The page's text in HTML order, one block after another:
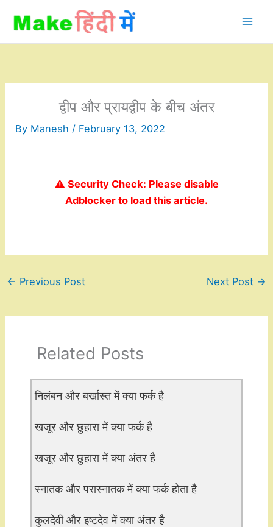
content
द्वीप और प्रायद्वीप के बीच अंतर
By Manesh / February 13, 2022
⚠️ Security Check: Please disable
Adblocker to load this article.
← Previous Post Next Post →
Related Posts
निलंबन और बर्खास्त में क्या फर्क है
खजूर और छुहारा में क्या फर्क है
खजूर और छुहारा में क्या अंतर है
स्नातक और परास्नातक में क्या फर्क होता है
कुलदेवी और इष्टदेव में क्या अंतर है